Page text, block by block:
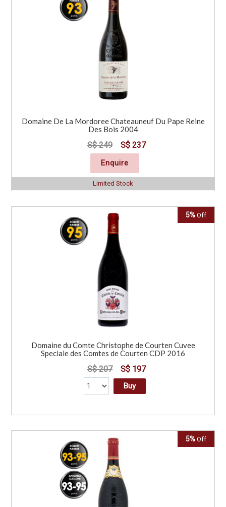
Domaine De La Mordoree Chateauneuf Du Pape Reine
Des Bois 2004
S$ 249 S$ 237
Enquire
Limited Stock
5% Off
Domaine du Comte Christophe de Courten Cuvee
Speciale des Comtes de Courten CDP 2016
S$ 207 S$ 197
Buy
5% Off